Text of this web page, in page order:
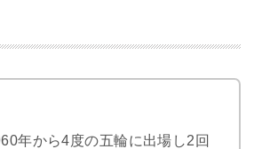
年から4度の五輪に出場し2回